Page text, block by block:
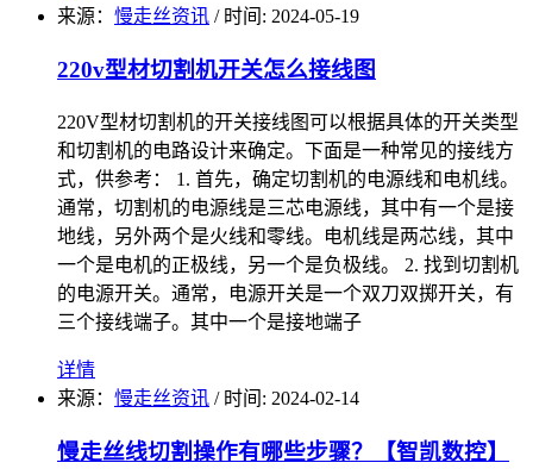
来源： 慢走丝资讯 / 时间: 2024-05-19
220v型材切割机开关怎么接线图
220V型材切割机的开关接线图可以根据具体的开关类型
和切割机的电路设计来确定。下面是一种常见的接线方
式，供参考： 1. 首先，确定切割机的电源线和电机线。
通常，切割机的电源线是三芯电源线，其中有一个是接
地线，另外两个是火线和零线。电机线是两芯线，其中
一个是电机的正极线，另一个是负极线。 2. 找到切割机
的电源开关。通常，电源开关是一个双刀双掷开关，有
三个接线端子。其中一个是接地端子
详情
来源： 慢走丝资讯 / 时间: 2024-02-14
慢走丝线切割操作有哪些步骤？【智凯数控】